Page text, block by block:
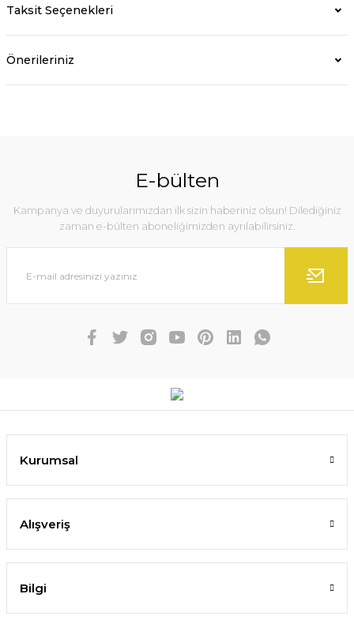
Taksit Seçenekleri
Önerileriniz
E-bülten
Kampanya ve duyurularımızdan ilk sizin haberiniz olsun! Dilediğiniz
zaman e-bülten aboneliğimizden ayrılabilirsiniz.
Kurumsal
Alışveriş
Bilgi